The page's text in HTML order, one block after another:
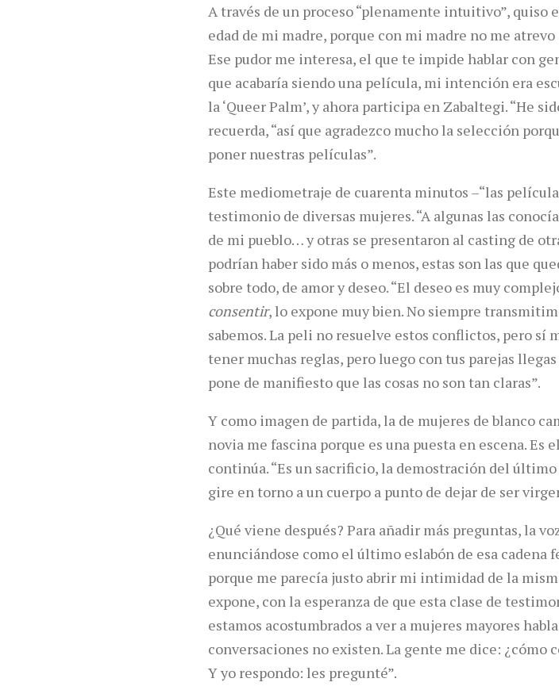
A través de un proceso “plenamente intuitivo”, quiso
edad de mi madre, porque con mi madre no me atrevo
Ese pudor me interesa, el que te impide hablar con
que acabaría siendo una película, mi intención era
la ‘Queer Palm’, y ahora participa en Zabaltegi. “He
recuerda, “así que agradezco mucho la selección
poner nuestras películas”.
Este mediometraje de cuarenta minutos –“las
testimonio de diversas mujeres. “A algunas las
de mi pueblo… y otras se presentaron al casting de
podrían haber sido más o menos, estas son las que
sobre todo, de amor y deseo. “El deseo es muy
consentir, lo expone muy bien. No siempre
sabemos. La peli no resuelve estos conflictos, pero sí
tener muchas reglas, pero luego con tus parejas
pone de manifiesto que las cosas no son tan claras”.
Y como imagen de partida, la de mujeres de blanco
novia me fascina porque es una puesta en escena.
continúa. “Es un sacrificio, la demostración del
gire en torno a un cuerpo a punto de dejar de ser
¿Qué viene después? Para añadir más preguntas, la
enunciándose como el último eslabón de esa
porque me parecía justo abrir mi intimidad de la
expone, con la esperanza de que esta clase de
estamos acostumbrados a ver a mujeres mayores
conversaciones no existen. La gente me dice: ¿cómo
Y yo respondo: les pregunté”.